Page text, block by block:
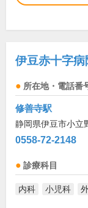
伊豆赤十字病
所在地・電話番
修善寺駅
静岡県伊豆市小立
0558-72-2148
診療科目
内科 小児科